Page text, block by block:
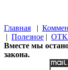
Главная |
| Полезное |
Вместе мы
закона.